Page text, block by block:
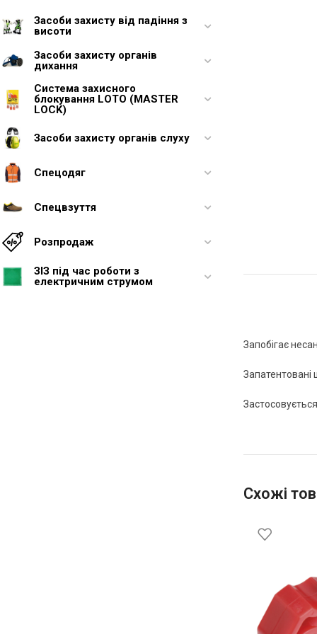
Засоби захисту від падіння з
висоти
Засоби захисту органів
дихання
Система захисного
блокування LOTO (MASTER
LOCK)
Засоби захисту органів слуху
Спецодяг
Спецвзуття
Розпродаж
ЗІЗ під час роботи з
електричним струмом
Запобігає
Запатентовані
Схожі